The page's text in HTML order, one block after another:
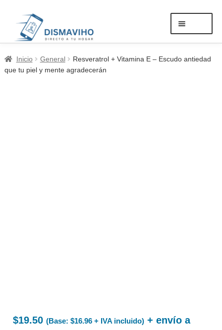
la
navegación
contenido
Mi cuenta
Inicio General
Resveratrol + Vitamina E – Escudo antiedad
que tu piel y mente agradecerán
$19.50 (Base: $16.96+ IVA incluido) + envío a